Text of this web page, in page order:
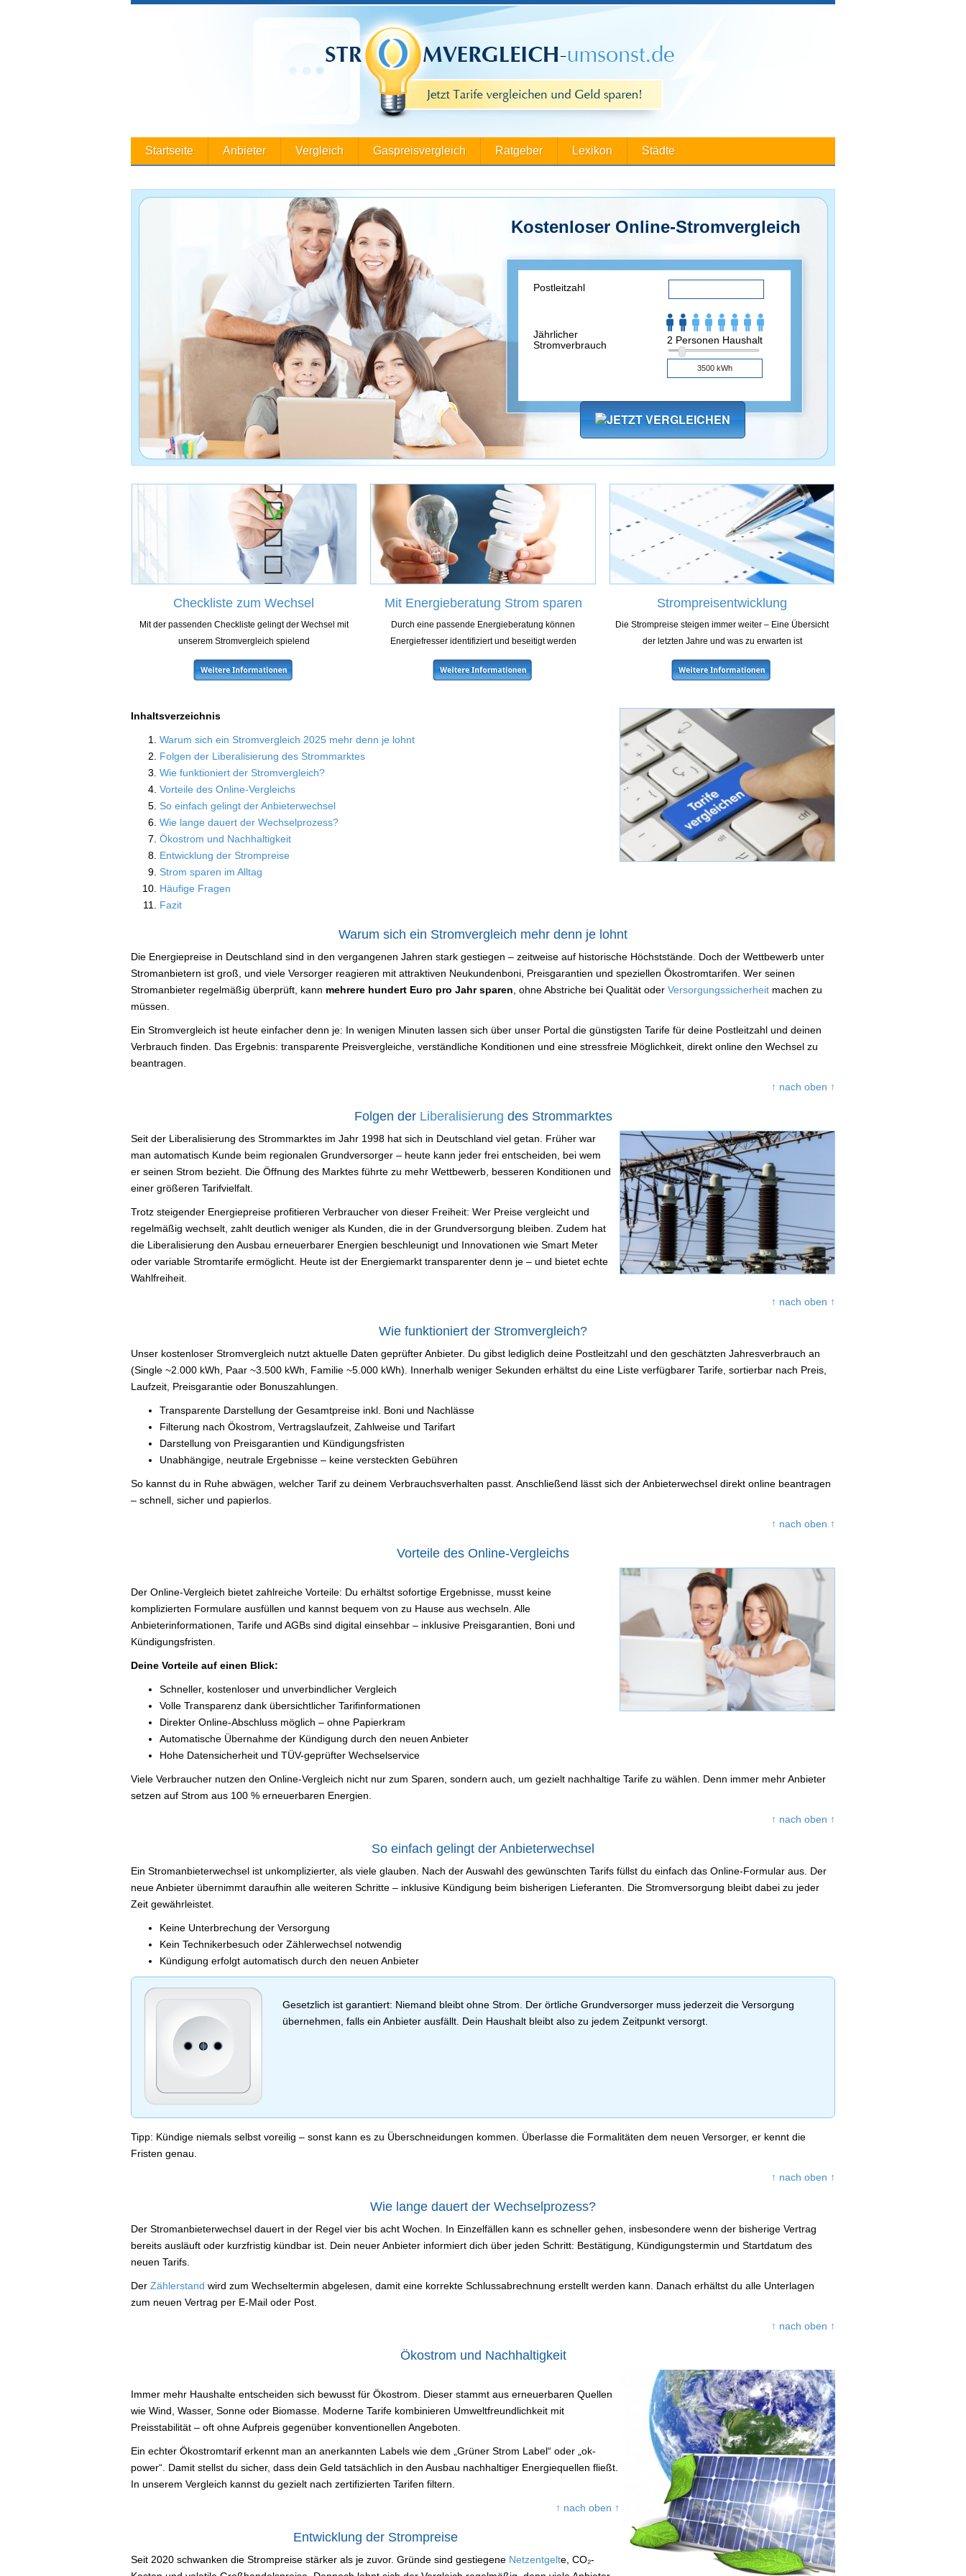
Startseite Anbieter Vergleich Gaspreisvergleich Ratgeber Lexikon Städte
Kostenloser Online-Stromvergleich
Postleitzahl
Jährlicher
Stromverbrauch
2 Personen Haushalt
Checkliste zum Wechsel
Mit der passenden Checkliste gelingt der Wechsel mit
unserem Stromvergleich spielend
Mit Energieberatung Strom sparen
Durch eine passende Energieberatung können
Energiefresser identifiziert und beseitigt werden
Strompreisentwicklung
Die Strompreise steigen immer weiter – Eine Übersicht
der letzten Jahre und was zu erwarten ist
Inhaltsverzeichnis
Warum sich ein Stromvergleich 2025 mehr denn je lohnt
Folgen der Liberalisierung des Strommarktes
Wie funktioniert der Stromvergleich?
Vorteile des Online-Vergleichs
So einfach gelingt der Anbieterwechsel
Wie lange dauert der Wechselprozess?
Ökostrom und Nachhaltigkeit
Entwicklung der Strompreise
Strom sparen im Alltag
Häufige Fragen
Fazit
Warum sich ein Stromvergleich mehr denn je lohnt
Die Energiepreise in Deutschland sind in den vergangenen Jahren stark gestiegen – zeitweise auf historische Höchststände. Doch der Wettbewerb unter
Stromanbietern ist groß, und viele Versorger reagieren mit attraktiven Neukundenboni, Preisgarantien und speziellen Ökostromtarifen. Wer seinen
Stromanbieter regelmäßig überprüft, kann mehrere hundert Euro pro Jahr sparen , ohne Abstriche bei Qualität oder Versorgungssicherheit machen zu
müssen.
Ein Stromvergleich ist heute einfacher denn je: In wenigen Minuten lassen sich über unser Portal die günstigsten Tarife für deine Postleitzahl und deinen
Verbrauch finden. Das Ergebnis: transparente Preisvergleiche, verständliche Konditionen und eine stressfreie Möglichkeit, direkt online den Wechsel zu
beantragen.
↑ nach oben ↑
Folgen der Liberalisierung des Strommarktes
Seit der Liberalisierung des Strommarktes im Jahr 1998 hat sich in Deutschland viel getan. Früher war
man automatisch Kunde beim regionalen Grundversorger – heute kann jeder frei entscheiden, bei wem
er seinen Strom bezieht. Die Öffnung des Marktes führte zu mehr Wettbewerb, besseren Konditionen und
einer größeren Tarifvielfalt.
Trotz steigender Energiepreise profitieren Verbraucher von dieser Freiheit: Wer Preise vergleicht und
regelmäßig wechselt, zahlt deutlich weniger als Kunden, die in der Grundversorgung bleiben. Zudem hat
die Liberalisierung den Ausbau erneuerbarer Energien beschleunigt und Innovationen wie Smart Meter
oder variable Stromtarife ermöglicht. Heute ist der Energiemarkt transparenter denn je – und bietet echte
Wahlfreiheit.
↑ nach oben ↑
Wie funktioniert der Stromvergleich?
Unser kostenloser Stromvergleich nutzt aktuelle Daten geprüfter Anbieter. Du gibst lediglich deine Postleitzahl und den geschätzten Jahresverbrauch an
(Single ~2.000 kWh, Paar ~3.500 kWh, Familie ~5.000 kWh). Innerhalb weniger Sekunden erhältst du eine Liste verfügbarer Tarife, sortierbar nach Preis,
Laufzeit, Preisgarantie oder Bonuszahlungen.
Transparente Darstellung der Gesamtpreise inkl. Boni und Nachlässe
Filterung nach Ökostrom, Vertragslaufzeit, Zahlweise und Tarifart
Darstellung von Preisgarantien und Kündigungsfristen
Unabhängige, neutrale Ergebnisse – keine versteckten Gebühren
So kannst du in Ruhe abwägen, welcher Tarif zu deinem Verbrauchsverhalten passt. Anschließend lässt sich der Anbieterwechsel direkt online beantragen
– schnell, sicher und papierlos.
↑ nach oben ↑
Vorteile des Online-Vergleichs
Der Online-Vergleich bietet zahlreiche Vorteile: Du erhältst sofortige Ergebnisse, musst keine
komplizierten Formulare ausfüllen und kannst bequem von zu Hause aus wechseln. Alle
Anbieterinformationen, Tarife und AGBs sind digital einsehbar – inklusive Preisgarantien, Boni und
Kündigungsfristen.
Deine Vorteile auf einen Blick:
Schneller, kostenloser und unverbindlicher Vergleich
Volle Transparenz dank übersichtlicher Tarifinformationen
Direkter Online-Abschluss möglich – ohne Papierkram
Automatische Übernahme der Kündigung durch den neuen Anbieter
Hohe Datensicherheit und TÜV-geprüfter Wechselservice
Viele Verbraucher nutzen den Online-Vergleich nicht nur zum Sparen, sondern auch, um gezielt nachhaltige Tarife zu wählen. Denn immer mehr Anbieter
setzen auf Strom aus 100 % erneuerbaren Energien.
↑ nach oben ↑
So einfach gelingt der Anbieterwechsel
Ein Stromanbieterwechsel ist unkomplizierter, als viele glauben. Nach der Auswahl des gewünschten Tarifs füllst du einfach das Online-Formular aus. Der
neue Anbieter übernimmt daraufhin alle weiteren Schritte – inklusive Kündigung beim bisherigen Lieferanten. Die Stromversorgung bleibt dabei zu jeder
Zeit gewährleistet.
Keine Unterbrechung der Versorgung
Kein Technikerbesuch oder Zählerwechsel notwendig
Kündigung erfolgt automatisch durch den neuen Anbieter
Gesetzlich ist garantiert: Niemand bleibt ohne Strom. Der örtliche Grundversorger muss jederzeit die Versorgung
übernehmen, falls ein Anbieter ausfällt. Dein Haushalt bleibt also zu jedem Zeitpunkt versorgt.
Tipp: Kündige niemals selbst voreilig – sonst kann es zu Überschneidungen kommen. Überlasse die Formalitäten dem neuen Versorger, er kennt die
Fristen genau.
↑ nach oben ↑
Wie lange dauert der Wechselprozess?
Der Stromanbieterwechsel dauert in der Regel vier bis acht Wochen. In Einzelfällen kann es schneller gehen, insbesondere wenn der bisherige Vertrag
bereits ausläuft oder kurzfristig kündbar ist. Dein neuer Anbieter informiert dich über jeden Schritt: Bestätigung, Kündigungstermin und Startdatum des
neuen Tarifs.
Der Zählerstand wird zum Wechseltermin abgelesen, damit eine korrekte Schlussabrechnung erstellt werden kann. Danach erhältst du alle Unterlagen
zum neuen Vertrag per E-Mail oder Post.
↑ nach oben ↑
Ökostrom und Nachhaltigkeit
Immer mehr Haushalte entscheiden sich bewusst für Ökostrom. Dieser stammt aus erneuerbaren Quellen
wie Wind, Wasser, Sonne oder Biomasse. Moderne Tarife kombinieren Umweltfreundlichkeit mit
Preisstabilität – oft ohne Aufpreis gegenüber konventionellen Angeboten.
Ein echter Ökostromtarif erkennt man an anerkannten Labels wie dem „Grüner Strom Label“ oder „ok-
power“. Damit stellst du sicher, dass dein Geld tatsächlich in den Ausbau nachhaltiger Energiequellen fließt.
In unserem Vergleich kannst du gezielt nach zertifizierten Tarifen filtern.
↑ nach oben ↑
Entwicklung der Strompreise
Seit 2020 schwanken die Strompreise stärker als je zuvor. Gründe sind gestiegene Netzentgelte, CO₂-